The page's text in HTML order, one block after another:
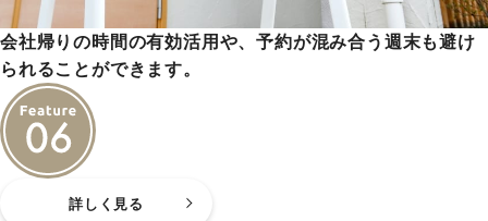
会社帰りの時間の有効活用や、予約が混み合う週末も避け
られることができます。
詳しく見る